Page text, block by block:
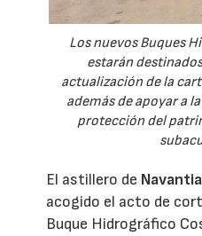
Los nuevos Buques
estarán
actualización de la
además de apoyar a
protección del
El astillero de Navantia
acogido el acto de
Buque Hidrográfico